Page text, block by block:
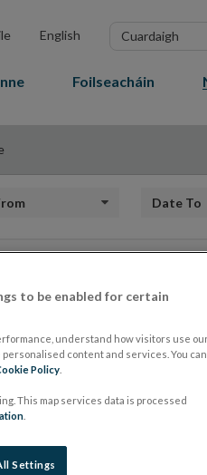
English
Search
Foilseacháin
Date to
-
hÉireann
to be enabled for certain
understand how visitors use
content and services. You can
Policy
This map services data is processed
Settings